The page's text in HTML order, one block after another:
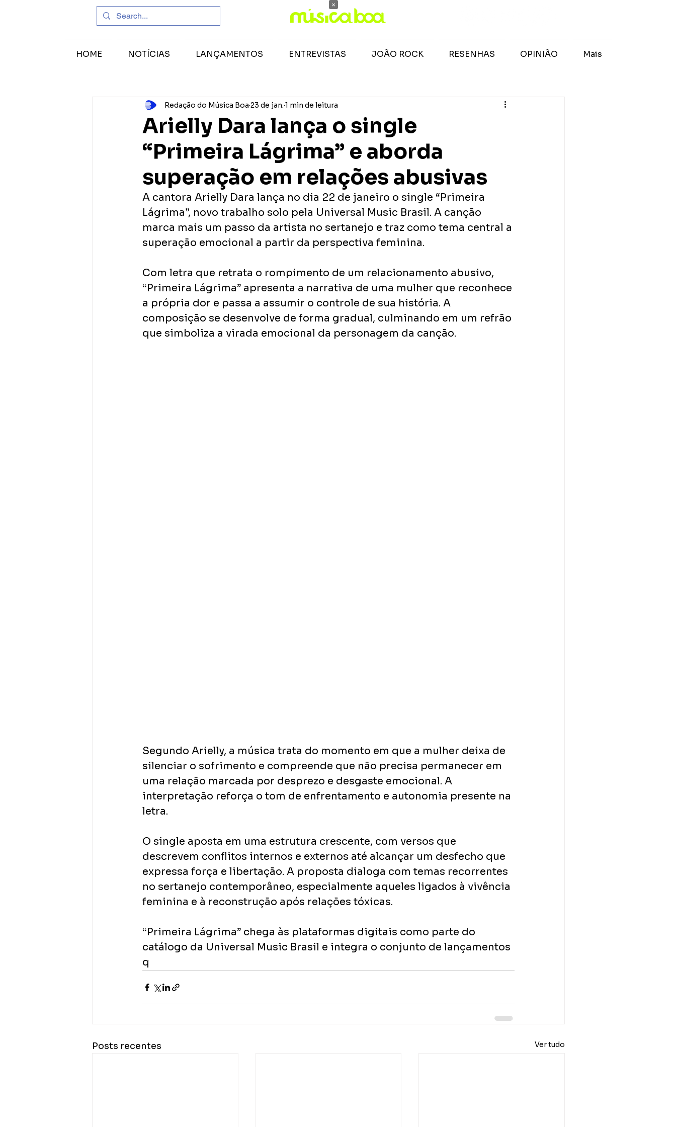
Arielly Dara lança o single
“Primeira Lágrima” e aborda
superação em relações abusivas
Redação do Música Boa 23 de jan. 1 min de leitura
A cantora Arielly Dara lança no dia 22 de janeiro o single “Primeira
Lágrima”, novo trabalho solo pela Universal Music Brasil. A canção
marca mais um passo da artista no sertanejo e traz como tema central a
superação emocional a partir da perspectiva feminina.
Com letra que retrata o rompimento de um relacionamento abusivo,
“Primeira Lágrima” apresenta a narrativa de uma mulher que reconhece
a própria dor e passa a assumir o controle de sua história. A
composição se desenvolve de forma gradual, culminando em um refrão
que simboliza a virada emocional da personagem da canção.
Segundo Arielly, a música trata do momento em que a mulher deixa de
silenciar o sofrimento e compreende que não precisa permanecer em
uma relação marcada por desprezo e desgaste emocional. A
interpretação reforça o tom de enfrentamento e autonomia presente na
letra.
O single aposta em uma estrutura crescente, com versos que
descrevem conflitos internos e externos até alcançar um desfecho que
expressa força e libertação. A proposta dialoga com temas recorrentes
no sertanejo contemporâneo, especialmente aqueles ligados à vivência
feminina e à reconstrução após relações tóxicas.
“Primeira Lágrima” chega às plataformas digitais como parte do
catálogo da Universal Music Brasil e integra o conjunto de lançamentos
q
Posts recentes Ver tudo
HOME NOTÍCIAS LANÇAMENTOS ENTREVISTAS JOÃO ROCK RESENHAS OPINIÃO Mais
×